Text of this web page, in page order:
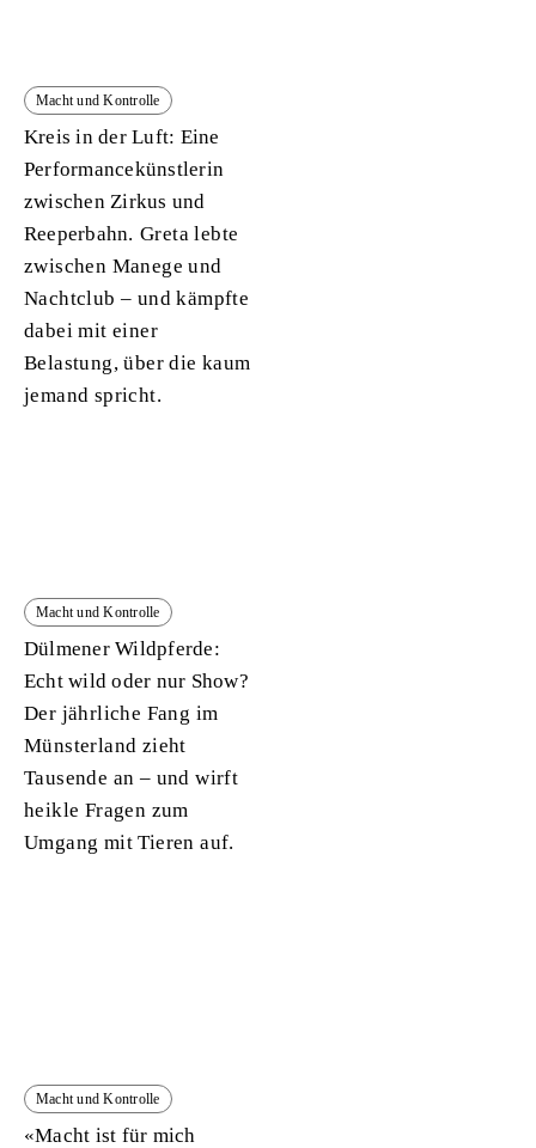
Macht und Kontrolle
Kreis in der Luft: Eine
Performancekünstlerin
zwischen Zirkus und
Reeperbahn. Greta lebte
zwischen Manege und
Nachtclub – und kämpfte
dabei mit einer
Belastung, über die kaum
jemand spricht.
Macht und Kontrolle
Dülmener Wildpferde:
Echt wild oder nur Show?
Der jährliche Fang im
Münsterland zieht
Tausende an – und wirft
heikle Fragen zum
Umgang mit Tieren auf.
Macht und Kontrolle
«Macht ist für mich